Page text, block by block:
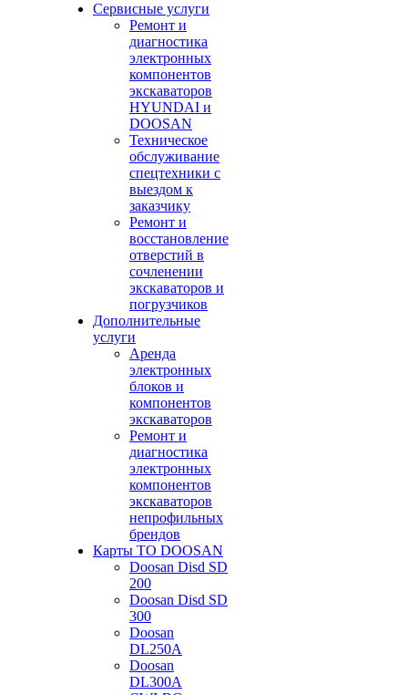
Сервисные услуги
Ремонт и
диагностика
электронных
компонентов
экскаваторов
HYUNDAI и
DOOSAN
Техническое
обслуживание
спецтехники с
выездом к
заказчику
Ремонт и
восстановление
отверстий в
сочленении
экскаваторов и
погрузчиков
Дополнительные
услуги
Аренда
электронных
блоков и
компонентов
экскаваторов
Ремонт и
диагностика
электронных
компонентов
экскаваторов
непрофильных
брендов
Карты ТО DOOSAN
Doosan Disd SD
200
Doosan Disd SD
300
Doosan
DL250A
Doosan
DL300A